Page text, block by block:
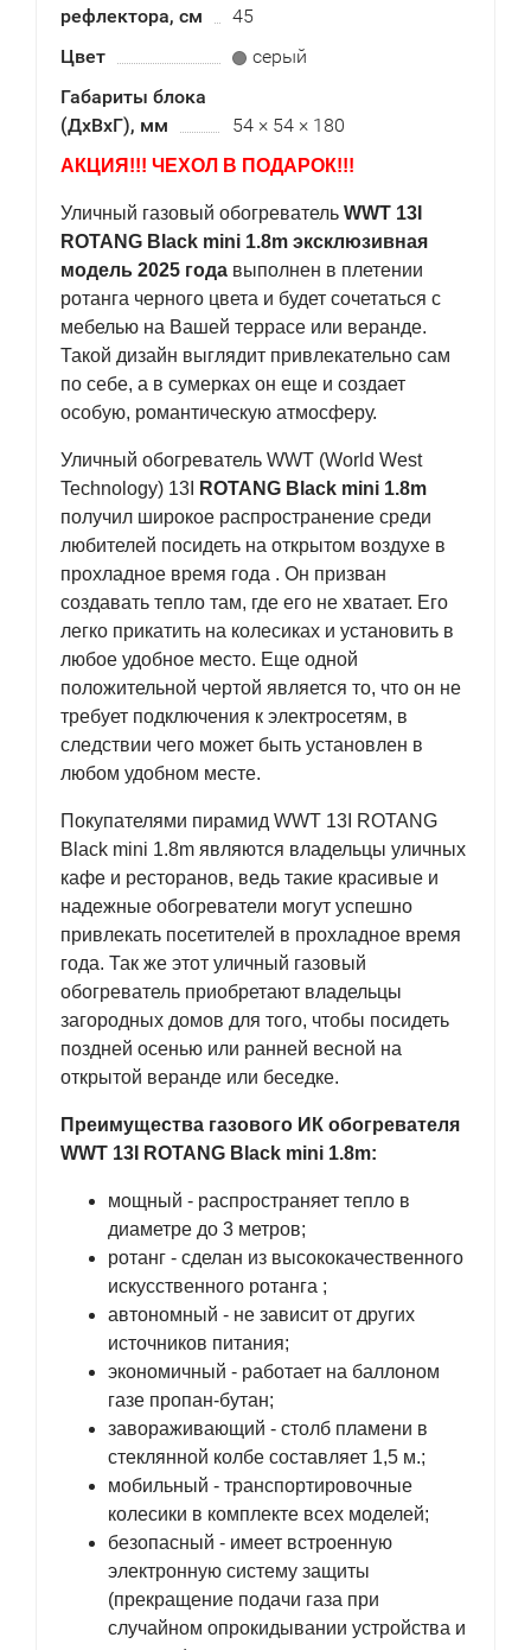
рефлектора, см
45
Цвет
серый
Габариты блока
(ДхВхГ), мм
54 × 54 × 180
АКЦИЯ!!! ЧЕХОЛ В ПОДАРОК!!!
Уличный газовый обогреватель WWT 13I
ROTANG Black mini 1.8m эксклюзивная
модель 2025 года выполнен в плетении
ротанга черного цвета и будет сочетаться с
мебелью на Вашей террасе или веранде.
Такой дизайн выглядит привлекательно сам
по себе, а в сумерках он еще и создает
особую, романтическую атмосферу.
Уличный обогреватель WWT (World West
Technology) 13I
ROTANG Black mini 1.8m
получил широкое распространение среди
любителей посидеть на открытом воздухе в
прохладное время года . Он призван
создавать тепло там, где его не хватает. Его
легко прикатить на колесиках и установить в
любое удобное место. Еще одной
положительной чертой является то, что он не
требует подключения к электросетям, в
следствии чего может быть установлен в
любом удобном месте.
Покупателями пирамид WWT 13I ROTANG
Black mini 1.8m являются владельцы уличных
кафе и ресторанов, ведь такие красивые и
надежные обогреватели могут успешно
привлекать посетителей в прохладное время
года. Так же этот уличный газовый
обогреватель приобретают владельцы
загородных домов для того, чтобы посидеть
поздней осенью или ранней весной на
открытой веранде или беседке.
Преимущества газового ИК обогревателя
WWT 13I ROTANG Black mini 1.8m:
мощный - распространяет тепло в
диаметре до 3 метров;
ротанг - сделан из высококачественного
искусственного ротанга ;
автономный - не зависит от других
источников питания;
экономичный - работает на баллоном
газе пропан-бутан;
завораживающий - столб пламени в
стеклянной колбе составляет 1,5 м.;
мобильный - транспортировочные
колесики в комплекте всех моделей;
безопасный - имеет встроенную
электронную систему защиты
(прекращение подачи газа при
случайном опрокидывании устройства и